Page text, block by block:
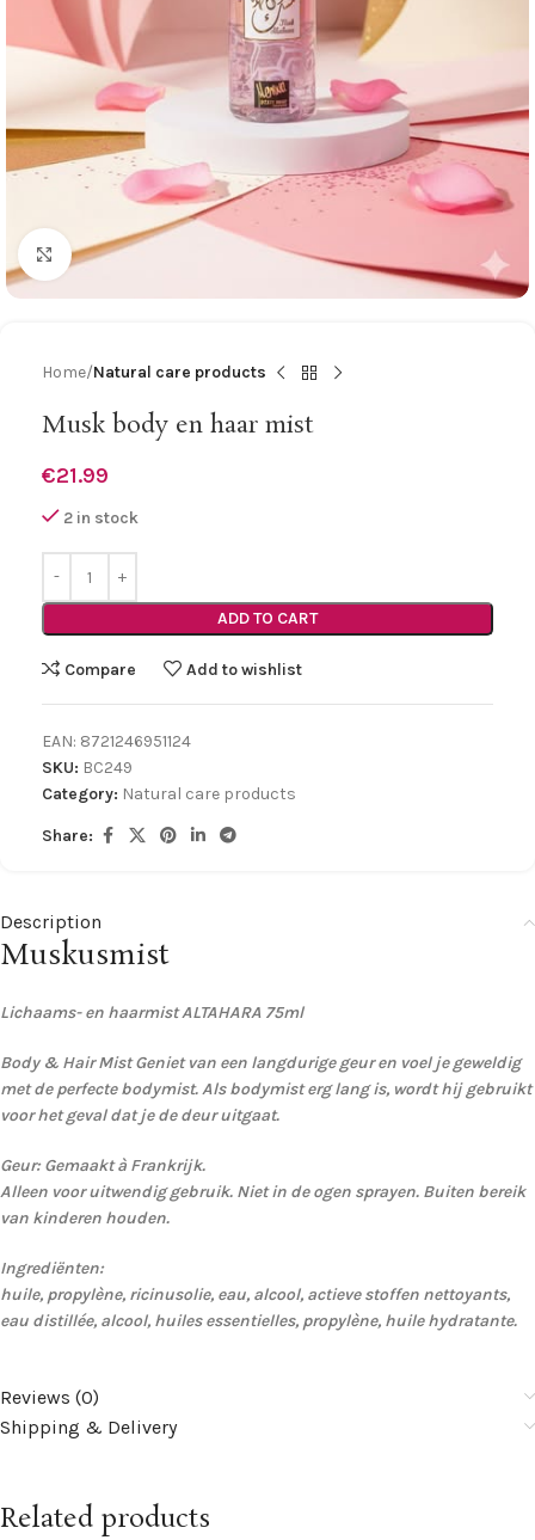
Click to enlarge
Home Natural care products
Musk body en haar mist
€21.99
2 in stock
ADD TO CART
Compare Add to wishlist
EAN: 8721246951124
SKU: BC249
Category: Natural care products
Share:
Description
Muskusmist
Lichaams- en haarmist ALTAHARA 75ml
Body & Hair Mist Geniet van een langdurige geur en voel je geweldig
met de perfecte bodymist. Als bodymist erg lang is, wordt hij gebruikt
voor het geval dat je de deur uitgaat.
Geur: Gemaakt à Frankrijk.
Alleen voor uitwendig gebruik. Niet in de ogen sprayen. Buiten bereik
van kinderen houden.
Ingrediënten:
huile, propylène, ricinusolie, eau, alcool, actieve stoffen nettoyants,
eau distillée, alcool, huiles essentielles, propylène, huile hydratante.
Reviews (0)
Shipping & Delivery
Related products